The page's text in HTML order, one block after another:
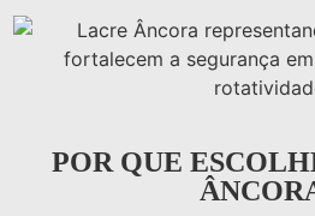
POR QUE